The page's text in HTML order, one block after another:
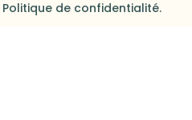
de confidentialité.